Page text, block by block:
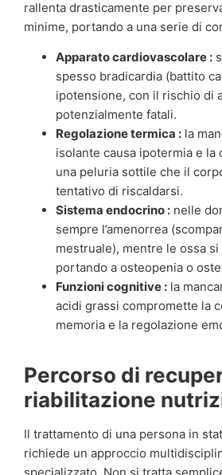
rallenta drasticamente per
minime, portando a una serie di
Apparato cardiovascolare :
spesso bradicardia (battito
ipotensione, con il rischio di
potenzialmente fatali.
Regolazione termica : la
isolante causa ipotermia e la
una peluria sottile che il
tentativo di riscaldarsi.
Sistema endocrino : nelle
sempre l’amenorrea
mestruale), mentre le ossa
portando a osteopenia o
Funzioni cognitive : la
acidi grassi compromette la
memoria e la regolazione
Percorso di
riabilitazione
Il trattamento di una persona in
richiede un approccio